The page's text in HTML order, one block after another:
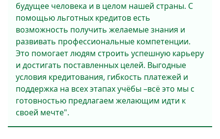
будущее человека и в целом нашей страны. С
помощью льготных кредитов есть
возможность получить желаемые знания и
развивать профессиональные компетенции.
Это помогает людям строить успешную карьеру
и достигать поставленных целей. Выгодные
условия кредитования, гибкость платежей и
поддержка на всех этапах учёбы –всё это мы с
готовностью предлагаем желающим идти к
своей мечте".